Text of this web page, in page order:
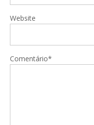
Website
Comentário*